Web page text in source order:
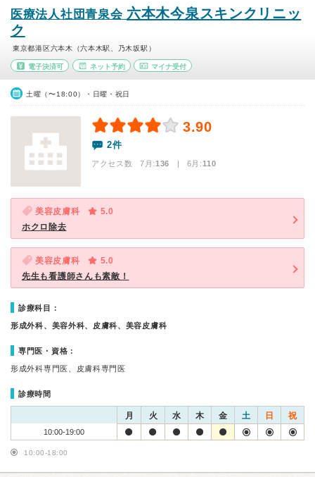
医療法人社団青泉会 六本木今泉スキンクリニッ
ク
東京都港区六本木（六本木駅、乃木坂駅）
電子決済可 ネット予約 マイナ受付
土曜（〜18:00）・日曜・祝日
3.90
2件
アクセス数 7月:136 | 6月:110
美容皮膚科
5.0
ホクロ除去
美容皮膚科
5.0
先生も看護師さんも素敵！
診療科目：
形成外科、美容外科、皮膚科、美容皮膚科
専門医・資格：
形成外科専門医、皮膚科専門医
診療時間
月 火 水 木 金 土 日 祝
10:00-19:00
10:00-18:00